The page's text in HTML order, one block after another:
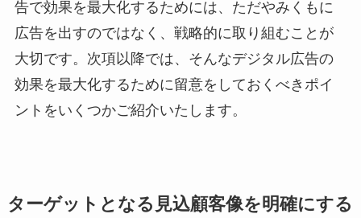
告で効果を最大化するためには、ただやみくもに
広告を出すのではなく、戦略的に取り組むことが
大切です。次項以降では、そんなデジタル広告の
効果を最大化するために留意をしておくべきポイ
ントをいくつかご紹介いたします。
ターゲットとなる見込顧客像を明確にする